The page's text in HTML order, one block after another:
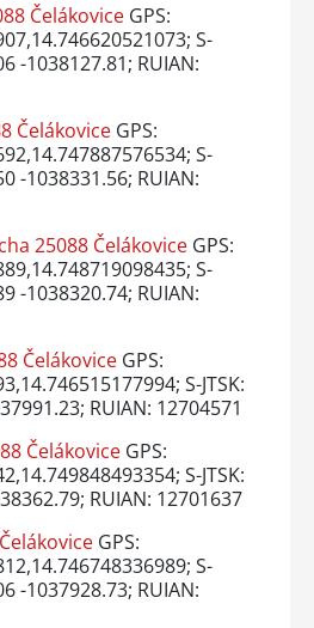
ČelákoviceGPS:
S-
-1038127.81; RUIAN:
ČelákoviceGPS:
S-
-1038331.56; RUIAN:
25088 ČelákoviceGPS:
S-
-1038320.74; RUIAN:
ČelákoviceGPS:
S-JTSK:
RUIAN: 12704571
ČelákoviceGPS:
S-JTSK:
RUIAN: 12701637
GPS:
S-
-1037928.73; RUIAN: